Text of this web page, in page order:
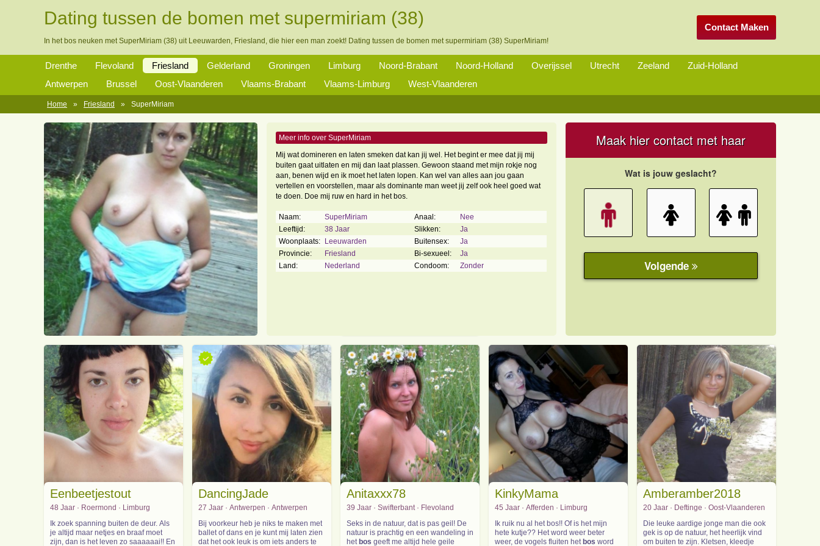
Contact Maken
Dating tussen de bomen met supermiriam (38)
In het bos neuken met SuperMiriam (38) uit Leeuwarden, Friesland, die hier een man zoekt! Dating tussen de bomen met supermiriam (38) SuperMiriam!
Drenthe Flevoland Friesland Gelderland Groningen Limburg Noord-Brabant Noord-Holland Overijssel Utrecht Zeeland
Zuid-Holland
Antwerpen
Brussel Oost-Vlaanderen Vlaams-Brabant Vlaams-Limburg West-Vlaanderen
Home » Friesland » SuperMiriam
Meer info over SuperMiriam
Mij wat domineren en laten smeken dat kan jij wel. Het begint er mee dat jij mij
buiten gaat uitlaten en mij dan laat plassen. Gewoon staand met mijn rokje nog
aan, benen wijd en ik moet het laten lopen. Kan wel van alles aan jou gaan
vertellen en voorstellen, maar als dominante man weet jij zelf ook heel goed wat
te doen. Doe mij ruw en hard in het bos.
Naam:
SuperMiriam
Leeftijd:
38 Jaar
Woonplaats:
Leeuwarden
Provincie:
Friesland
Land:
Nederland
Anaal:
Nee
Slikken:
Ja
Buitensex:
Ja
Bi-sexueel:
Ja
Condoom:
Zonder
Eenbeetjestout
48 Jaar · Roermond · Limburg
Ik zoek spanning buiten de deur. Als
je altijd maar netjes en braaf moet
zijn, dan is het leven zo saaaaaai!! En
DancingJade
27 Jaar · Antwerpen · Antwerpen
Bij voorkeur heb je niks te maken met
ballet of dans en je kunt mij laten zien
dat het ook leuk is om iets anders te
DancingJade (27)
Anitaxxx78
39 Jaar · Swifterbant · Flevoland
Seks in de natuur, dat is pas geil! De
natuur is prachtig en een wandeling in
het bos geeft me altijd hele geile
KinkyMama
45 Jaar · Afferden · Limburg
Ik ruik nu al het bos!! Of is het mijn
hete kutje?? Het word weer beter
weer, de vogels fluiten het bos word
Amberamber2018
20 Jaar · Deftinge · Oost-Vlaanderen
Die leuke aardige jonge man die ook
gek is op de natuur, het heerlijk vind
om buiten te zijn. Kletsen, kleedje